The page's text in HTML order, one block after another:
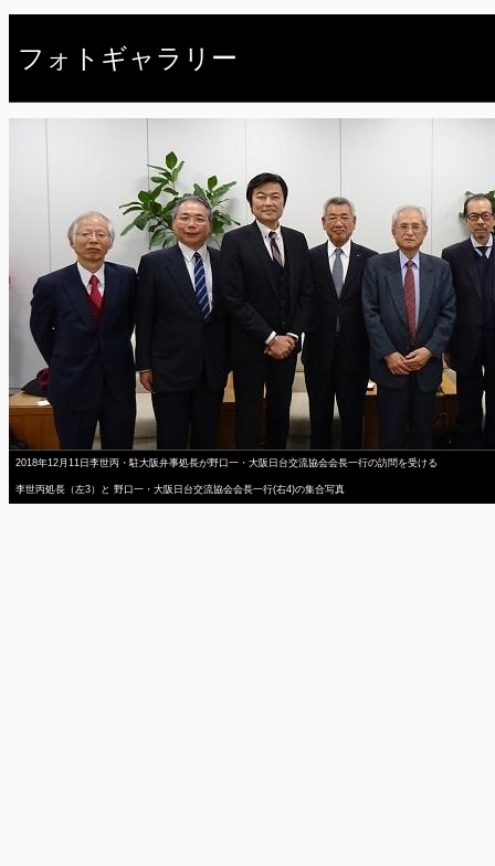
フォトギャラリー
2018年12月11日李世丙・駐大阪弁事処長が野口一・大阪日台交流協会会長一行の訪問を受ける
李世丙処長（左3）と 野口一・大阪日台交流協会会長一行(右4)の集合写真